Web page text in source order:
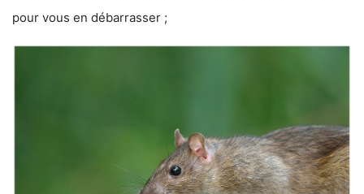
pour vous en débarrasser ;